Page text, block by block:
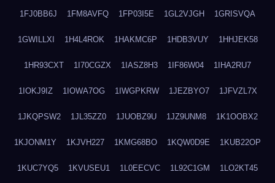
1FJ0BB6J 1FM8AVFQ 1FP03I5E 1GL2VJGH 1GRISVQA
1GWILLXI 1H4L4ROK 1HAKMC6P 1HDB3VUY 1HHJEK58
1HR93CXT 1I70CGZX 1IASZ8H3 1IF86W04 1IHA2RU7
1IOKJ9IZ 1IOWA7OG 1IWGPKRW 1JEZBYO7 1JFVZL7X
1JKQPSW2 1JL35ZZ0 1JUOBZ9U 1JZ9UNM8 1K1OOBX2
1KJONM1Y 1KJVH227 1KMG68BO 1KQW0D9E 1KUB22OP
1KUC7YQ5 1KVUSEU1 1L0EECVC 1L92C1GM 1LO2KT45